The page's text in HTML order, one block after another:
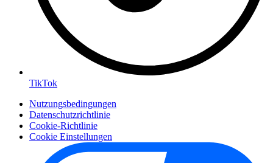
TikTok
Nutzungsbedingungen
Datenschutzrichtlinie
Cookie-Richtlinie
Cookie Einstellungen